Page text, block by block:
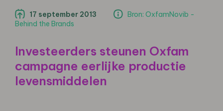
17 september 2013
Bron: OxfamNovib -
Behind the Brands
Investeerders steunen Oxfam
campagne eerlijke productie
levensmiddelen